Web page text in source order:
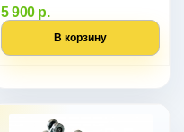
5 900 р.
В корзину